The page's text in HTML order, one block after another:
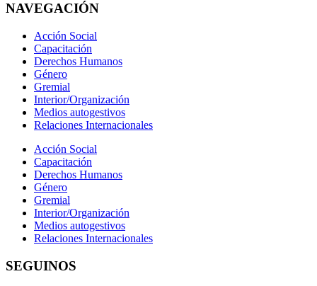
NAVEGACIÓN
Acción Social
Capacitación
Derechos Humanos
Género
Gremial
Interior/Organización
Medios autogestivos
Relaciones Internacionales
Acción Social
Capacitación
Derechos Humanos
Género
Gremial
Interior/Organización
Medios autogestivos
Relaciones Internacionales
SEGUINOS